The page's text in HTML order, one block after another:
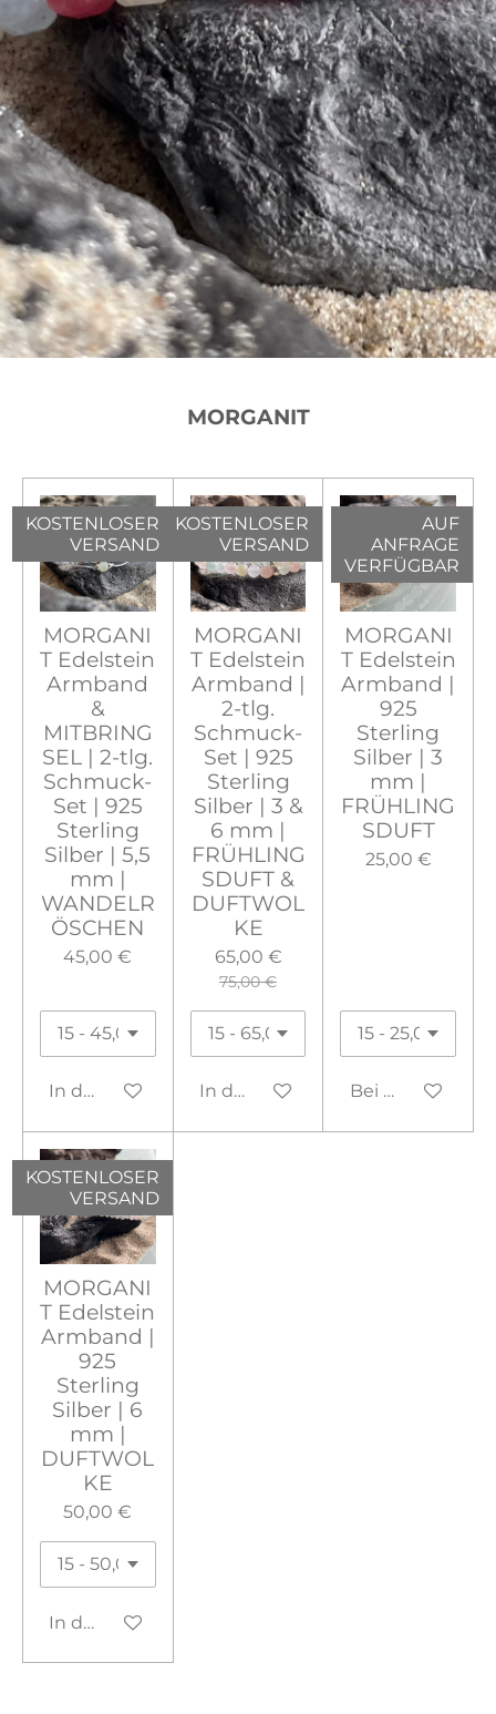
MORGANIT
KOSTENLOSER
VERSAND
MORGANI
T Edelstein
Armband
&
MITBRING
SEL | 2-tlg.
Schmuck-
Set | 925
Sterling
Silber | 5,5
mm |
WANDELR
ÖSCHEN
45,00 €
In den Warenkorb
KOSTENLOSER
VERSAND
MORGANI
T Edelstein
Armband |
2-tlg.
Schmuck-
Set | 925
Sterling
Silber | 3 &
6 mm |
FRÜHLING
SDUFT &
DUFTWOL
KE
65,00 €
75,00 €
In den Warenkorb
AUF
ANFRAGE
VERFÜGBAR
MORGANI
T Edelstein
Armband |
925
Sterling
Silber | 3
mm |
FRÜHLING
SDUFT
25,00 €
Bei
KOSTENLOSER
VERSAND
MORGANI
T Edelstein
Armband |
925
Sterling
Silber | 6
mm |
DUFTWOL
KE
50,00 €
In den Warenkorb